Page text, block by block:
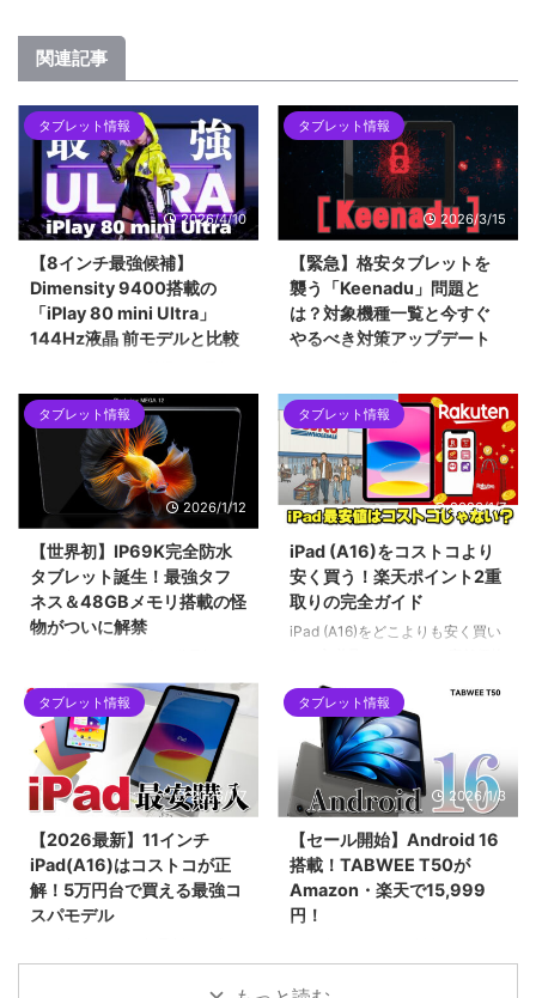
関連記事
タブレット情報
2026/4/10
【8インチ最強候補】
Dimensity 9400搭載の
「iPlay 80 mini Ultra」
144Hz液晶 前モデルと比較
8.4インチタブレット「iPlay 80
mini Ultra」を紹介します。最新
チップセットのDimensity 9400
をはじめ、2.5Kの144Hzディス
プレイ、100W急速充電など、コ
ンパクトな筐体に詰め込まれた驚
異的なスペックについて解説して
います。ハイエンドな小型タブレ
ットを求めるユーザーにとって、
2026年現在の最有力候補となる1
台です。
タブレット情報
2026/3/15
【緊急】格安タブレットを
襲う「Keenadu」問題と
は？対象機種一覧と今すぐ
やるべき対策アップデート
ックドア「Keenadu」問題。
Alldocube、Teclast、Headwolf
など、当サイトでも紹介した格安
タブレットが対象となった今回の
騒動を時系列で解説します。迅速
な対応で評価を上げたメーカー
は？手元の「Alldocube iPlay 60
mini pro」を例に、画像付きで対
策アップデートの手順も詳しくご
紹介します。
タブレット情報
2026/1/12
【世界初】IP69K完全防水
タブレット誕生！最強タフ
ネス＆48GBメモリ搭載の怪
物がついに解禁
IP69K完全防水タブレット
「Blackview MEGA 12」。12.2
インチ2.4K液晶、Dimensity
7200、最大48GBメモリ搭載の
フラッグシップ性能を誇りなが
ら、早期割引で299ドルという驚
異のコスパ。キーボードやペンな
ど豪華5大特典が貰える先行販売
セール情報を見逃すな！
タブレット情報
2026/1/7
iPad (A16)をコストコより
安く買う！楽天ポイント2重
取りの完全ガイド
iPad (A16)をどこよりも安く買い
ント2重取りルート」を徹底解説
します。SPU（ポイントアップ）
やお買い物マラソンをフル活用し
て、実質5万円台前半で手に入れ
る具体的な手順や、初心者がハマ
りやすい購入制限の注意点まで網
羅。2026年最新の最安値攻略ガ
イドです。
タブレット情報
2026/1/7
【2026最新】11インチ
iPad(A16)はコストコが正
解！5万円台で買える最強コ
スパモデル
一番売れている「11インチ
iPad（A16チップ搭載）」の価格
タブレット情報
2026/1/3
【セール開始】Android 16
搭載！TABWEE T50が
Amazon・楽天で15,999
円！
最新Android 16と高性能Unisoc
7250チップを搭載したタブレッ